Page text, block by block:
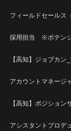
フィールドセールス
採用担当 ※ポテン
【高知】ジョブカン
アカウントマネージ
【高知】ポジション
アシスタントプロデ